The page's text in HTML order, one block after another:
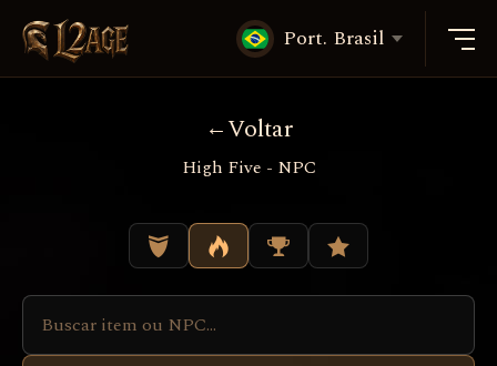
Port. Brasil
Voltar
High Five - NPC